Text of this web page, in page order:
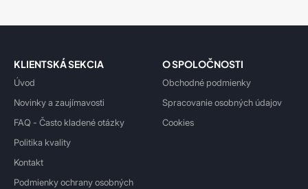
KLIENTSKÁ SEKCIA
Úvod
Novinky a zaujímavosti
FAQ - Často kladené otázky
Politika kvality
Kontakt
Podmienky ochrany osobných
O SPOLOČNOSTI
Obchodné podmienky
Spracovanie osobných údajov
Cookies